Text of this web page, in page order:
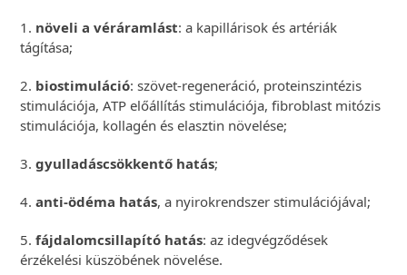
1. növeli a véráramlást: a kapillárisok és artériák
tágítása;
2. biostimuláció: szövet-regeneráció, proteinszintézis
stimulációja, ATP előállítás stimulációja, fibroblast mitózis
stimulációja, kollagén és elasztin növelése;
3.gyulladáscsökkentő hatás;
4.anti-ödéma hatás, a nyirokrendszer stimulációjával;
5.fájdalomcsillapító hatás: az idegvégződések
érzékelési küszöbének növelése.